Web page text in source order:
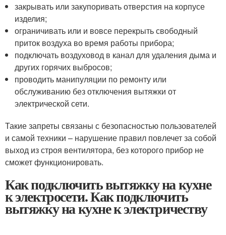
закрывать или закупоривать отверстия на корпусе
изделия;
ограничивать или и вовсе перекрыть свободный
приток воздуха во время работы прибора;
подключать воздуховод в канал для удаления дыма и
других горячих выбросов;
проводить манипуляции по ремонту или
обслуживанию без отключения вытяжки от
электрической сети.
Такие запреты связаны с безопасностью пользователей
и самой техники – нарушение правил повлечет за собой
выход из строя вентилятора, без которого прибор не
сможет функционировать.
Как подключить вытяжку на кухне
к электросети. Как подключить
вытяжку на кухне к электричеству